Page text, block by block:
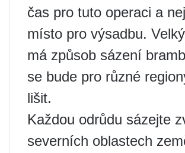
čas pro tuto operaci a
místo pro výsadbu.
má způsob sázení
se bude pro různé
lišit.
Každou odrůdu sázejte
severních oblastech